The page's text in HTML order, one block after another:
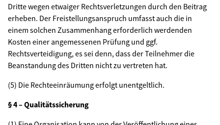
Dritte wegen etwaiger Rechtsverletzungen durch den Beitrag
erheben. Der Freistellungsanspruch umfasst auch die in
einem solchen Zusammenhang erforderlich werdenden
Kosten einer angemessenen Prüfung und ggf.
Rechtsverteidigung, es sei denn, dass der Teilnehmer die
Beanstandung des Dritten nicht zu vertreten hat.
(5) Die Rechteeinräumung erfolgt unentgeltlich.
§ 4 – Qualitätssicherung